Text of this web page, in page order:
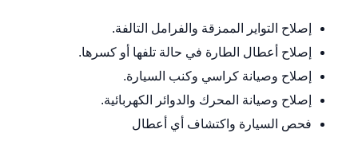
إصلاح التواير الممزقة والفرامل التالفة.
إصلاح أعطال الطارة في حالة تلفها أو كسرها.
إصلاح وصيانة كراسي وكنب السيارة.
إصلاح وصيانة المحرك والدوائر الكهربائية.
فحص السيارة واكتشاف أي أعطال